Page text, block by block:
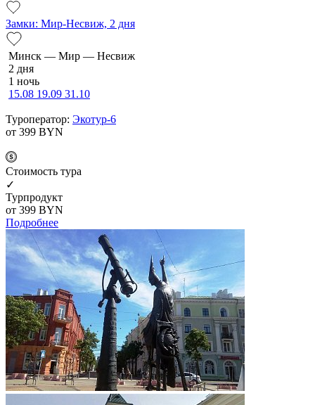
Замки: Мир-Несвиж, 2 дня
Минск — Мир — Несвиж
2 дня
1 ночь
15.08 19.09 31.10
Туроператор: Экотур-6
от 399 BYN
Cтоимость тура
✓
Турпродукт
от 399 BYN
Подробнее